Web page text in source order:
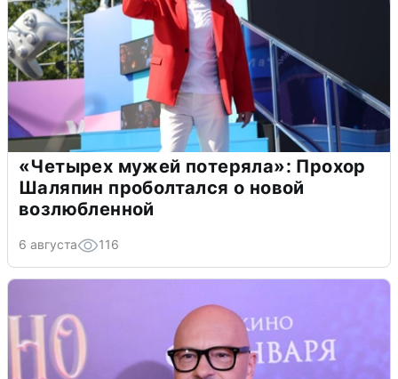
«Четырех мужей потеряла»: Прохор
Шаляпин проболтался о новой
возлюбленной
6 августа 116